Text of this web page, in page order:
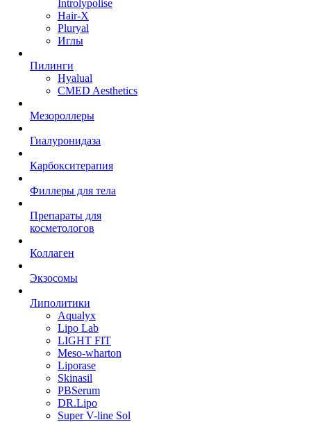
Introlypolise
Hair-X
Pluryal
Иглы
Пилинги
Hyalual
CMED Aesthetics
Мезороллеры
Гиалуронидаза
Карбокситерапия
Филлеры для тела
Препараты для
косметологов
Коллаген
Экзосомы
Липолитики
Aqualyx
Lipo Lab
LIGHT FIT
Meso-wharton
Liporase
Skinasil
PBSerum
DR.Lipo
Super V-line Sol